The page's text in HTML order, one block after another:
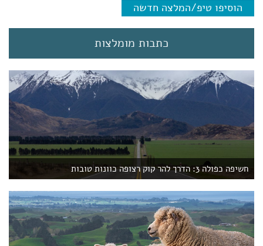
e
n
t
)
הוסיפו טיפ/המלצה חדשה
כתבות מומלצות
חשיפה כפולה 3: הדרך להר קוק רצופה כוונות טובות